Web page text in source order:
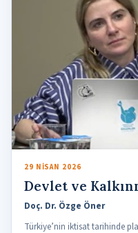
29 NISAN 2026
Devlet ve
Doç. Dr. Özge Öner
Türkiye’nin iktisat tarihinde